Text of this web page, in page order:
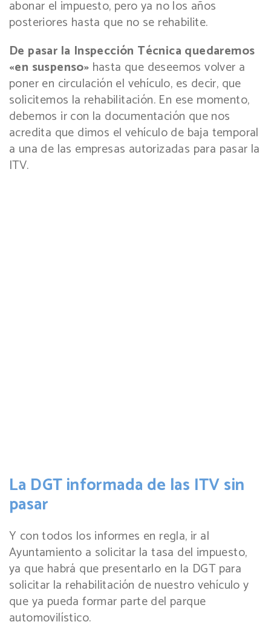
abonar el impuesto, pero ya no los años
posteriores hasta que no se rehabilite.
De pasar la Inspección Técnica quedaremos
«en suspenso» hasta que deseemos volver a
poner en circulación el vehículo, es decir, que
solicitemos la rehabilitación. En ese momento,
debemos ir con la documentación que nos
acredita que dimos el vehículo de baja temporal
a una de las empresas autorizadas para pasar la
ITV.
La DGT informada de las ITV sin
pasar
Y con todos los informes en regla, ir al
Ayuntamiento a solicitar la tasa del impuesto,
ya que habrá que presentarlo en la DGT para
solicitar la rehabilitación de nuestro vehículo y
que ya pueda formar parte del parque
automovilístico.